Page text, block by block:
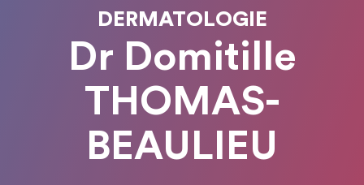
DERMATOLOGIE
Dr Domitille
THOMAS-
BEAULIEU